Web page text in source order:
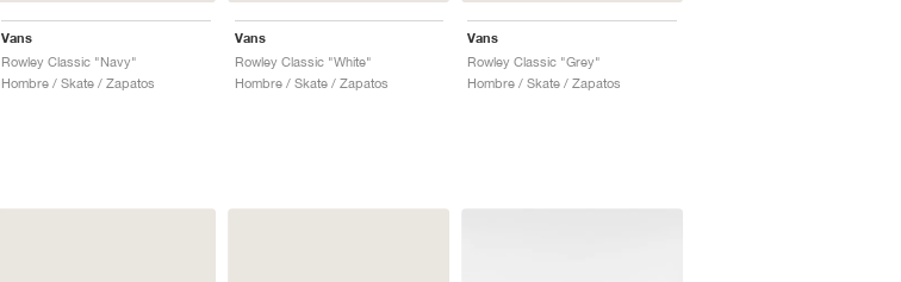
Vans
Rowley Classic "Navy"
Hombre / Skate / Zapatos
Vans
Rowley Classic "White"
Hombre / Skate / Zapatos
Vans
Rowley Classic "Grey"
Hombre / Skate / Zapatos